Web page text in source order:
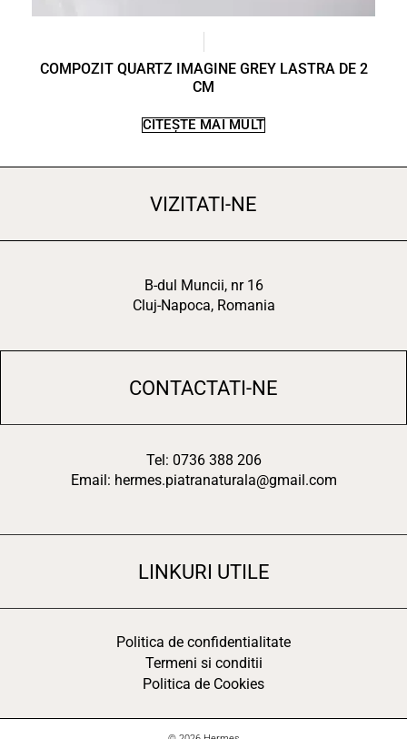
COMPOZIT QUARTZ IMAGINE GREY LASTRA DE 2
CM
CITEȘTE MAI MULT
VIZITATI-NE
B-dul Muncii, nr 16
Cluj-Napoca, Romania
CONTACTATI-NE
Tel: 0736 388 206
Email: hermes.piatranaturala@gmail.com
LINKURI UTILE
Politica de confidentialitate
Termeni si conditii
Politica de Cookies